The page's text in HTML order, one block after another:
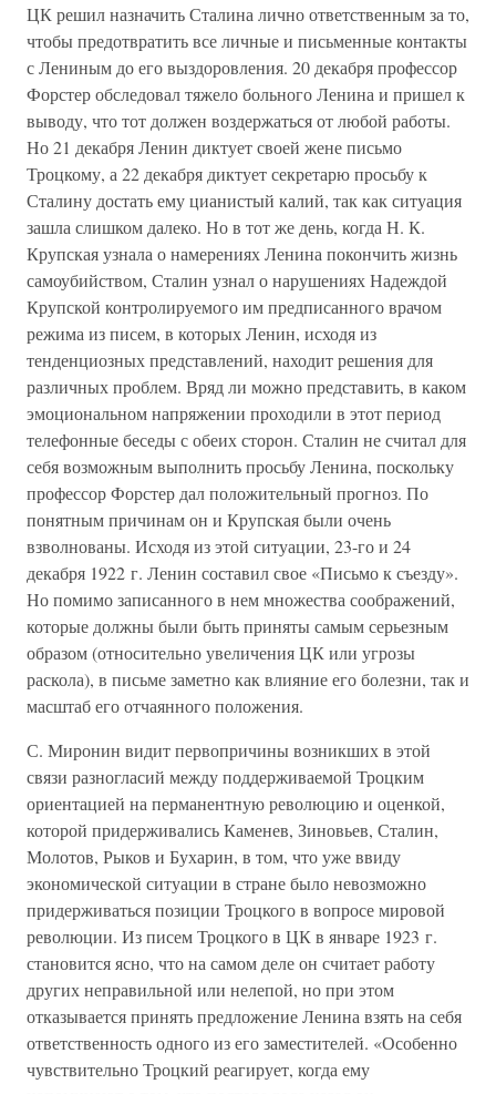
ЦК решил назначить Сталина лично ответственным за то,
чтобы предотвратить все личные и письменные контакты
с Лениным до его выздоровления. 20 декабря профессор
Форстер обследовал тяжело больного Ленина и пришел к
выводу, что тот должен воздержаться от любой работы.
Но 21 декабря Ленин диктует своей жене письмо
Троцкому, а 22 декабря диктует секретарю просьбу к
Сталину достать ему цианистый калий, так как ситуация
зашла слишком далеко. Но в тот же день, когда Н. К.
Крупская узнала о намерениях Ленина покончить жизнь
самоубийством, Сталин узнал о нарушениях Надеждой
Крупской контролируемого им предписанного врачом
режима из писем, в которых Ленин, исходя из
тенденциозных представлений, находит решения для
различных проблем. Вряд ли можно представить, в каком
эмоциональном напряжении проходили в этот период
телефонные беседы с обеих сторон. Сталин не считал для
себя возможным выполнить просьбу Ленина, поскольку
профессор Форстер дал положительный прогноз. По
понятным причинам он и Крупская были очень
взволнованы. Исходя из этой ситуации, 23-го и 24
декабря 1922 г. Ленин составил свое «Письмо к съезду».
Но помимо записанного в нем множества соображений,
которые должны были быть приняты самым серьезным
образом (относительно увеличения ЦК или угрозы
раскола), в письме заметно как влияние его болезни, так и
масштаб его отчаянного положения.
С. Миронин видит первопричины возникших в этой
связи разногласий между поддерживаемой Троцким
ориентацией на перманентную революцию и оценкой,
которой придерживались Каменев, Зиновьев, Сталин,
Молотов, Рыков и Бухарин, в том, что уже ввиду
экономической ситуации в стране было невозможно
придерживаться позиции Троцкого в вопросе мировой
революции. Из писем Троцкого в ЦК в январе 1923 г.
становится ясно, что на самом деле он считает работу
других неправильной или нелепой, но при этом
отказывается принять предложение Ленина взять на себя
ответственность одного из его заместителей. «Особенно
чувствительно Троцкий реагирует, когда ему